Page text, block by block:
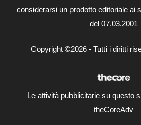
considerarsi un prodotto editoriale ai
del 07.03.2001
Copyright ©2026 - Tutti i diritti
Le attività pubblicitarie su questo
theCoreAdv